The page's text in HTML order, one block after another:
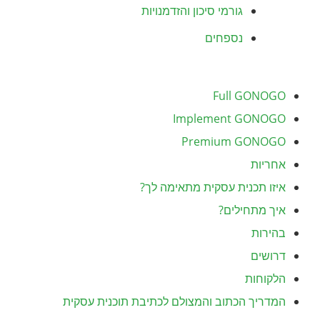
גורמי סיכון והזדמנויות
נספחים
Full GONOGO
Implement GONOGO
Premium GONOGO
אחריות
איזו תכנית עסקית מתאימה לך?
איך מתחילים?
בהירות
דרושים
הלקוחות
המדריך הכתוב והמצולם לכתיבת תוכנית עסקית